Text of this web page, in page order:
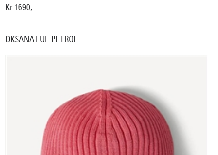
Kr 1690,-
OKSANA LUE PETROL